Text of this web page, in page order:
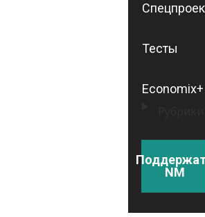
Тесты
Economix+
NM